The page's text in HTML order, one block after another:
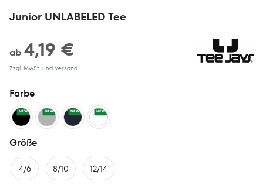
Junior UNLABELED Tee
ab 4,19 €
Zzgl. MwSt. und Versand
Farbe
NEW NEW NEW NEW
Größe
4/6 8/10 12/14